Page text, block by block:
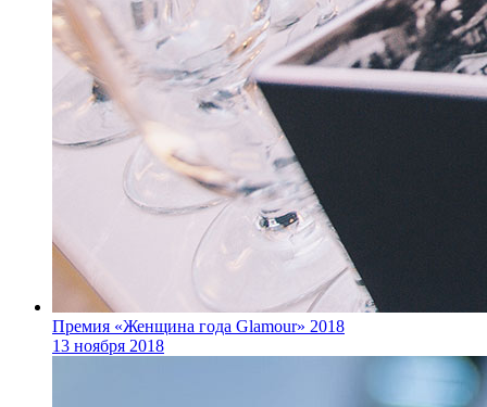
Премия «Женщина года Glamour» 2018
13 ноября 2018